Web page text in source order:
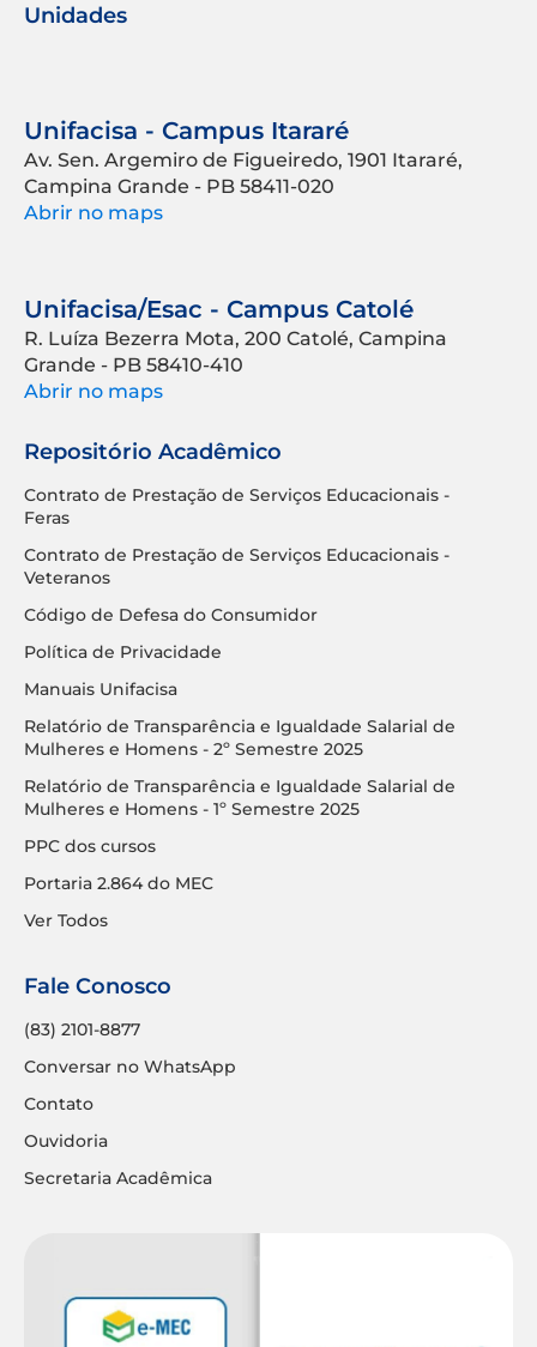
Unidades
Unifacisa - Campus Itararé
Av. Sen. Argemiro de Figueiredo, 1901 Itararé,
Campina Grande - PB 58411-020
Abrir no maps
Unifacisa/Esac - Campus Catolé
R. Luíza Bezerra Mota, 200 Catolé, Campina
Grande - PB 58410-410
Abrir no maps
Repositório Acadêmico
Contrato de Prestação de Serviços Educacionais -
Feras
Contrato de Prestação de Serviços Educacionais -
Veteranos
Código de Defesa do Consumidor
Política de Privacidade
Manuais Unifacisa
Relatório de Transparência e Igualdade Salarial de
Mulheres e Homens - 2º Semestre 2025
Relatório de Transparência e Igualdade Salarial de
Mulheres e Homens - 1º Semestre 2025
PPC dos cursos
Portaria 2.864 do MEC
Ver Todos
Fale Conosco
(83) 2101-8877
Conversar no WhatsApp
Contato
Ouvidoria
Secretaria Acadêmica